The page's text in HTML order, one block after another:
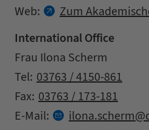
Kontaktdaten
Web:
Zum
International Office
Adresse
Name
Frau Ilona Scherm
Kontaktdaten
Tel: 03763 / 4150-861
Fax: 03763 / 173-181
E-Mail:
ilona.scherm